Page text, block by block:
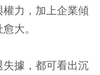
力，加上企業傾
大。
據，都可看出沉